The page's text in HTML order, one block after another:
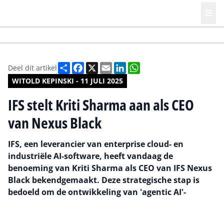
WITOLD KEPINSKI - 11 JULI 2025
Deel dit artikel DeelFacebook
X EmailLinkedIn
IFS stelt Kriti Sharma aan als CEO
van Nexus Black
IFS, een leverancier van enterprise cloud- en
industriële AI-software, heeft vandaag de
benoeming van Kriti Sharma als CEO van IFS Nexus
Black bekendgemaakt. Deze strategische stap is
bedoeld om de ontwikkeling van 'agentic AI'-